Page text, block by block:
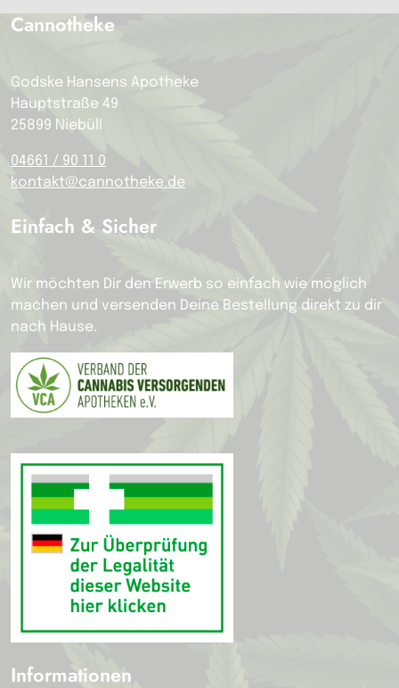
Cannotheke
Godske Hansens Apotheke
Hauptstraße 49
25899 Niebüll
04661 / 90 11 0
kontakt@cannotheke.de
Einfach & Sicher
Wir möchten Dir den Erwerb so einfach wie möglich
machen und versenden Deine Bestellung direkt zu dir
nach Hause.
Informationen